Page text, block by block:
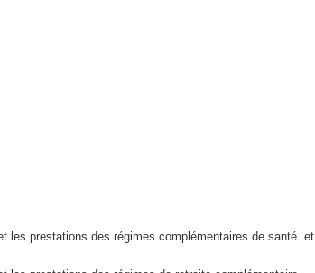
les prestations des régimes complémentaires de santé et